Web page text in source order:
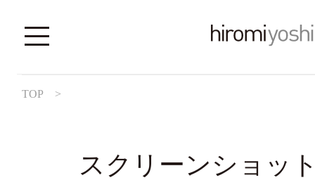
TOP >
スクリーンショッ